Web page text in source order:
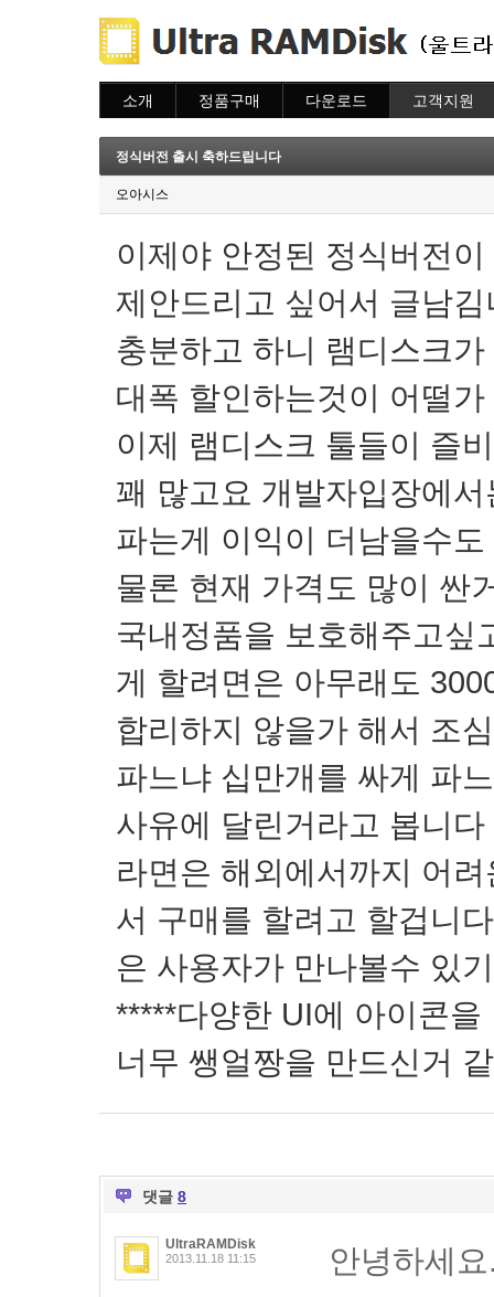
소개 정품구매
주문조회
이용안내
다운로드 고객지원
질문하기
정식버전 출시 축하드립니다
오아시스
이제야 안정된 정식버전
제안드리고 싶어서 글남
충분하고 하니 램디스크
대폭 할인하는것이 어떨
이제 램디스크 툴들이 즐
꽤 많고요 개발자입장에
파는게 이익이 더남을수
물론 현재 가격도 많이 싼
국내정품을 보호해주고싶
게 할려면은 아무래도
합리하지 않을가 해서 조
파느냐 십만개를 싸게 파
사유에 달린거라고 봅니
라면은 해외에서까지 어
서 구매를 할려고 할겁니
은 사용자가 만나볼수 있
*****다양한 UI에 아이콘
너무 쌩얼짱을 만드신거
댓글 8
UltraRAMDisk
2013.11.18 11:15 안녕하세